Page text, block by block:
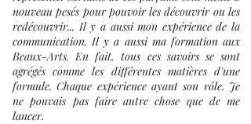
nouveau pesés pour pouvoir les découvrir ou les
redécouvrir... Il y a aussi mon expérience de la
communication. Il y a aussi ma formation aux
Beaux-Arts. En fait, tous ces savoirs se sont
agrégés comme les différentes matières d'une
formule. Chaque expérience ayant son rôle. Je
ne pouvais pas faire autre chose que de me
lancer.